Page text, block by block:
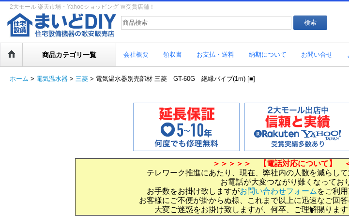
2大モール 楽天市場・Yahooショッピング Ｗ受賞店舗！
商品カテゴリ一覧 会社概要 領収書 お支払・送料 納期について お問い合せ
ホーム > 電気温水器 > 三菱 > 電気温水器別売部材 三菱 GT-60G 絶縁パイプ(1m) [■]
＞＞＞＞＞ 【電話対応について】
テレワーク推進にあたり、現在、弊社内の人数を減らし
お電話が大変つながり難くなってお
お手数をお掛け致しますがお問い合わせフォーム をご利
お客様にご不便が掛からぬ様、これまで以上に迅速なご回
大変ご迷惑をお掛け致しますが、何卒、ご理解賜ります